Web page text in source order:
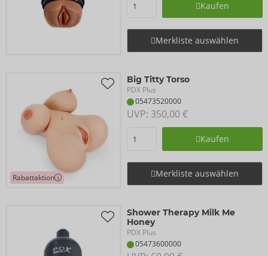
Kaufen
Merkliste auswählen
Rabattaktion
Big Titty Torso
PDX Plus
05473520000
UVP: 350,00 €
Kaufen
Merkliste auswählen
Shower Therapy Milk Me
Honey
PDX Plus
05473600000